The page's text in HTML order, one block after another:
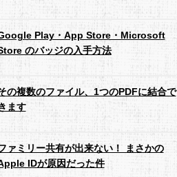
Play・App Store・Microsoft
のバッジの入手方法
の複数のファイル、1つのPDFに結合で
ます
ァミリー共有が出来ない！ まさかの
IDが原因だった件